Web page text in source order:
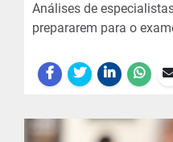
Análises de
prepararem para o